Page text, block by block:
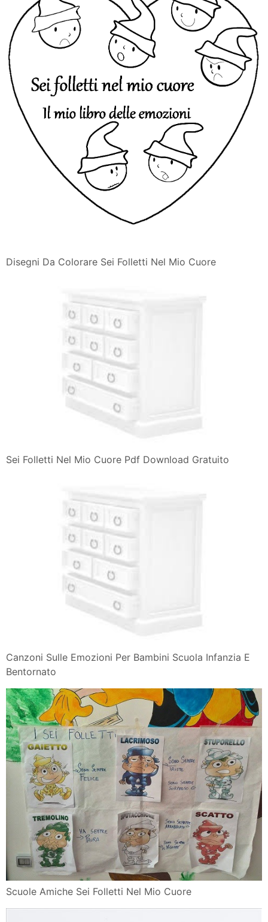
Disegni Da Colorare Sei Folletti Nel Mio Cuore
Sei Folletti Nel Mio Cuore Pdf Download Gratuito
Canzoni Sulle Emozioni Per Bambini Scuola Infanzia E
Bentornato
Scuole Amiche Sei Folletti Nel Mio Cuore